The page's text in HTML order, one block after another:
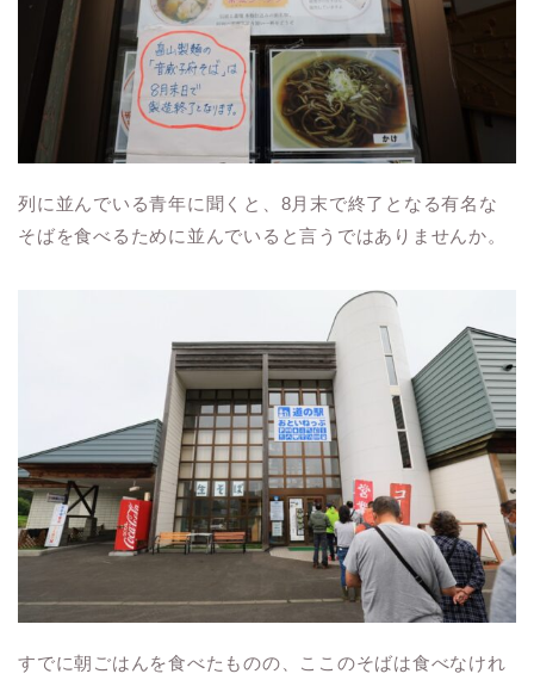
列に並んでいる青年に聞くと、8月末で終了となる有名な
そばを食べるために並んでいると言うではありませんか。
すでに朝ごはんを食べたものの、ここのそばは食べなけれ